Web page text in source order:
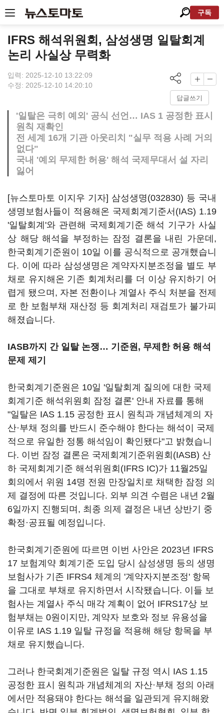
구독
IFRS 해석위원회, 삼성생명 일탈회계
논리 사실상 무력화
입력: 2025-12-10 13:22:09
수정: 2025-12-10 14:20:10
답글쓰기
'일탈은 극히 예외' 공식 선언… IAS 1 공정한 표시
원칙 재확인
전 세계 16개 기관 아웃리치 "실무 적용 사례 거의
없다"
국내 '예외 무제한 허용' 해석 국제무대서 설 자리
잃어
[뉴스토마토 이지우 기자] 삼성생명(032830) 등 국내
생명보험사들이 적용해온 국제회계기준서(IAS) 1.19
'일탈회계'와 관련해 국제회계기준 해석 기구가 사실
상 해당 해석을 부정하는 잠정 결론을 내린 가운데,
한국회계기준원이 10일 이를 공식적으로 공개했습니
다. 이에 따라 삼성생명은 계약자지분조정을 별도 부
채로 유지해온 기존 회계처리를 더 이상 유지하기 어
렵게 됐으며, 자본 전환이나 계열사 주식 처분을 전제
로 한 보험부채 재산정 등 회계처리 재검토가 불가피
해졌습니다.
IASB까지 간 일탈 논쟁… 기준원, 무제한 허용 해석
문제 제기
한국회계기준원은 10일 '일탈회계 질의에 대한 국제
회계기준 해석위원회 잠정 결론' 안내 자료를 통해
"일탈은 IAS 1.15 공정한 표시 원칙과 개념체계의 자
산·부채 정의를 반드시 준수해야 한다는 해석이 국제
적으로 유일한 정통 해석임이 확인됐다"고 밝혔습니
다. 이번 잠정 결론은 국제회계기준위원회(IASB) 산
하 국제회계기준 해석위원회(IFRS IC)가 11월25일
회의에서 위원 14명 전원 만장일치로 채택한 잠정 의
제 결정에 따른 것입니다. 외부 의견 수렴은 내년 2월
6일까지 진행되며, 최종 의제 결정은 내년 상반기 중
확정·공표될 예정입니다.
한국회계기준원에 따르면 이번 사안은 2023년 IFRS
17 보험계약 회계기준 도입 당시 삼성생명 등의 생명
보험사가 기존 IFRS4 체계의 '계약자지분조정' 항목
을 그대로 부채로 유지하면서 시작됐습니다. 이들 보
험사는 계열사 주식 매각 계획이 없어 IFRS17상 보
험부채는 0원이지만, 계약자 보호와 정보 유용성을
이유로 IAS 1.19 일탈 규정을 적용해 해당 항목을 부
채로 유지했습니다.
그러나 한국회계기준원은 일탈 규정 역시 IAS 1.15
공정한 표시 원칙과 개념체계의 자산·부채 정의 아래
에서만 적용돼야 한다는 해석을 일관되게 유지해왔